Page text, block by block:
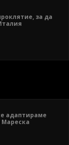
за да
адаптираме